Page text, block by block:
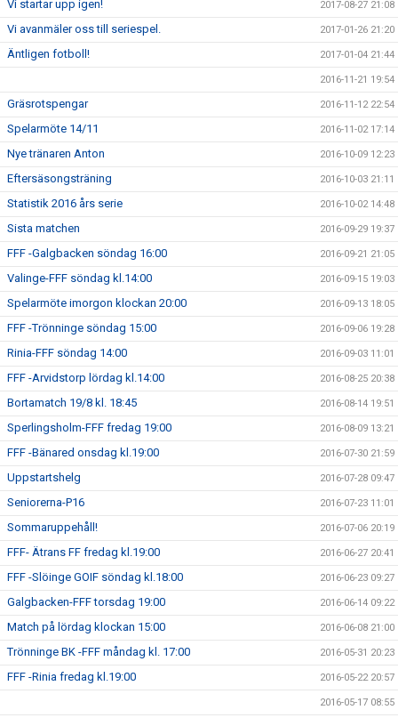
Vi startar upp igen! 2017-08-27 21:08
Vi avanmäler oss till seriespel. 2017-01-26 21:20
Äntligen fotboll! 2017-01-04 21:44
2016-11-21 19:54
Gräsrotspengar 2016-11-12 22:54
Spelarmöte 14/11 2016-11-02 17:14
Nye tränaren Anton 2016-10-09 12:23
Eftersäsongsträning 2016-10-03 21:11
Statistik 2016 års serie 2016-10-02 14:48
Sista matchen 2016-09-29 19:37
FFF -Galgbacken söndag 16:00 2016-09-21 21:05
Valinge-FFF söndag kl.14:00 2016-09-15 19:03
Spelarmöte imorgon klockan 20:00 2016-09-13 18:05
FFF -Trönninge söndag 15:00 2016-09-06 19:28
Rinia-FFF söndag 14:00 2016-09-03 11:01
FFF -Arvidstorp lördag kl.14:00 2016-08-25 20:38
Bortamatch 19/8 kl. 18:45 2016-08-14 19:51
Sperlingsholm-FFF fredag 19:00 2016-08-09 13:21
FFF -Bänared onsdag kl.19:00 2016-07-30 21:59
Uppstartshelg 2016-07-28 09:47
Seniorerna-P16 2016-07-23 11:01
Sommaruppehåll! 2016-07-06 20:19
FFF- Ätrans FF fredag kl.19:00 2016-06-27 20:41
FFF -Slöinge GOIF söndag kl.18:00 2016-06-23 09:27
Galgbacken-FFF torsdag 19:00 2016-06-14 09:22
Match på lördag klockan 15:00 2016-06-08 21:00
Trönninge BK -FFF måndag kl. 17:00 2016-05-31 20:23
FFF -Rinia fredag kl.19:00 2016-05-22 20:57
2016-05-17 08:55